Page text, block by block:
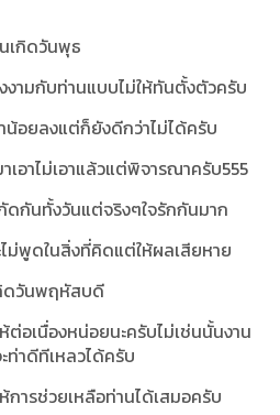
เกิดวันพุธ
งามกับท่านแบบไม่ให้ทันตั้งตัวครับ
าน้อยลงแต่ก็ยังดีกว่าไม่ได้ครับ
เอาไม่เอาแล้วแต่พิจารณาครับ555
กันทั้งวันแต่จริงๆใจรักกันมาก
ม่พูดในสิ่งที่คิดแต่ให้ผลเสียหาย
ดวันพฤหัสบดี
ต่อเนื่องหน่อยนะครับไม่เช่นนั้นงาน
ท่าดีทีเหลวได้ครับ
การช่วยเหลือท่านได้เสมอครับ